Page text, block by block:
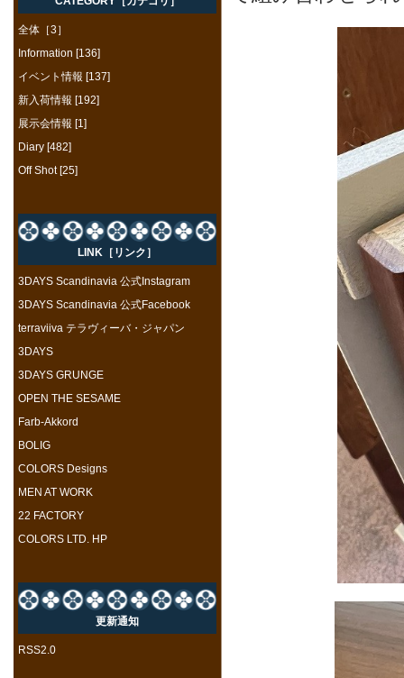
全体［3］
Information [136]
イベント情報 [137]
新入荷情報 [192]
展示会情報 [1]
Diary [482]
Off Shot [25]
LINK［リンク］
3DAYS Scandinavia 公式Instagram
3DAYS Scandinavia 公式Facebook
terraviiva テラヴィーバ・ジャパン
3DAYS
3DAYS GRUNGE
OPEN THE SESAME
Farb-Akkord
BOLIG
COLORS Designs
MEN AT WORK
22 FACTORY
COLORS LTD. HP
更新通知
RSS2.0